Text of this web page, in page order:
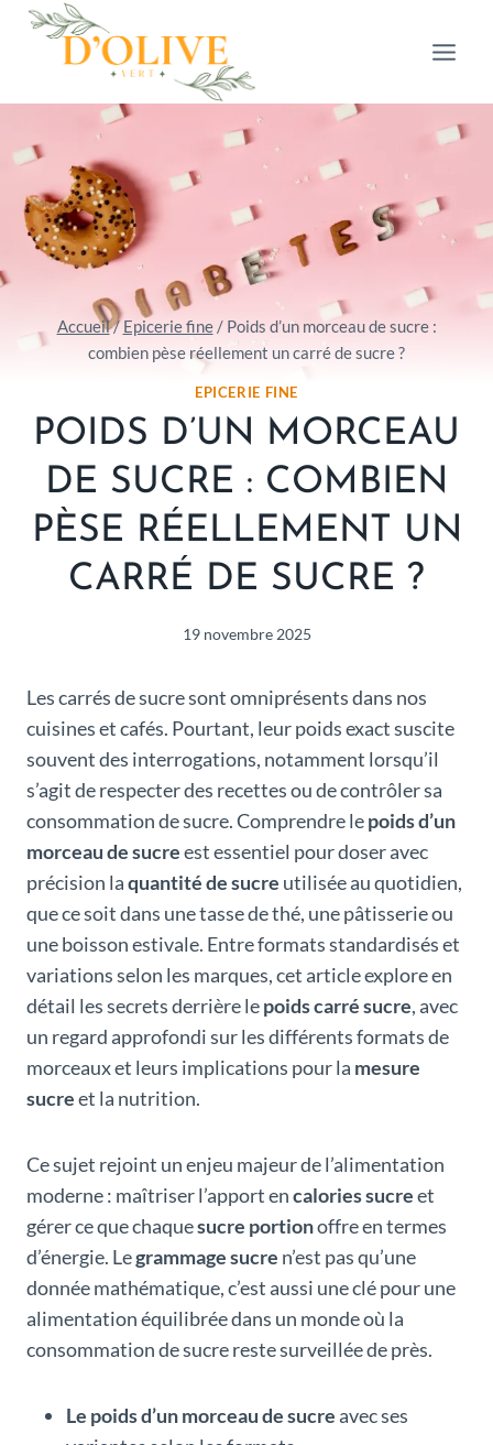
Aller
Accueil/ Epicerie fine / Poids d’un morceau de sucre :
combien pèse réellement un carré de sucre ?
EPICERIE FINE
POIDS D’UN MORCEAU
DE SUCRE : COMBIEN
PÈSE RÉELLEMENT UN
CARRÉ DE SUCRE ?
19 novembre 2025
Les carrés de sucre sont omniprésents dans nos
cuisines et cafés. Pourtant, leur poids exact suscite
souvent des interrogations, notamment lorsqu’il
s’agit de respecter des recettes ou de contrôler sa
consommation de sucre. Comprendre lepoids d’un
morceau de sucreest essentiel pour doser avec
précision laquantité de sucre utilisée au quotidien,
que ce soit dans une tasse de thé, une pâtisserie ou
une boisson estivale. Entre formats standardisés et
variations selon les marques, cet article explore en
détail les secrets derrière lepoids carré sucre, avec
un regard approfondi sur les différents formats de
morceaux et leurs implications pour la mesure
sucreet la nutrition.
Ce sujet rejoint un enjeu majeur de l’alimentation
moderne : maîtriser l’apport encalories sucreet
gérer ce que chaquesucre portionoffre en termes
d’énergie. Legrammage sucre n’est pas qu’une
donnée mathématique, c’est aussi une clé pour une
alimentation équilibrée dans un monde où la
consommation de sucre reste surveillée de près.
Le poids d’un morceau de sucreavec ses